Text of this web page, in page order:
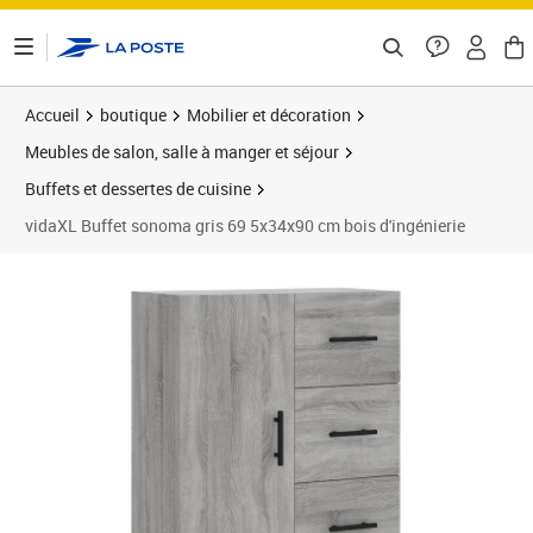
Accueil boutique
Mobilier et décoration
Meubles de salon, salle à manger et séjour
Buffets et dessertes de cuisine
vidaXL Buffet sonoma gris 69 5x34x90 cm bois d'ingénierie